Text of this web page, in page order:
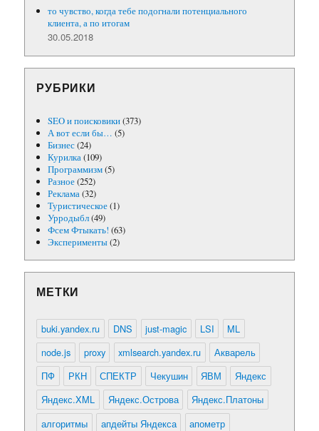
то чувство, когда тебе подогнали потенциального
клиента, а по итогам
30.05.2018
РУБРИКИ
SEO и поисковики(373)
А вот если бы… (5)
Бизнес(24)
Курилка(109)
Программизм(5)
Разное(252)
Реклама(32)
Туристическое(1)
Урродыбл(49)
Фсем Фтыкать! (63)
Эксперименты(2)
МЕТКИ
buki.yandex.ru DNS just-magic LSI
ML
node.js
proxy xmlsearch.yandex.ru
Акварель
ПФ
РКН СПЕКТР Чекушин ЯВМ
Яндекс
Яндекс.XML
Яндекс.Острова
Яндекс.Платоны
алгоритмы
апдейты Яндекса
апометр